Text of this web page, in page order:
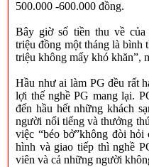
500.000 -600.000 đồng.
Bây giờ số tiền thu về
triệu đồng một tháng là bình
triệu không mấy khó khăn”,
Hầu như ai làm PG đều rất
lợi thế nghề PG mang lại.
đến hầu hết những khách
người nổi tiếng và thưởng
việc “béo bở”không đòi
hình và giao tiếp thì nghề
viên và cả những người